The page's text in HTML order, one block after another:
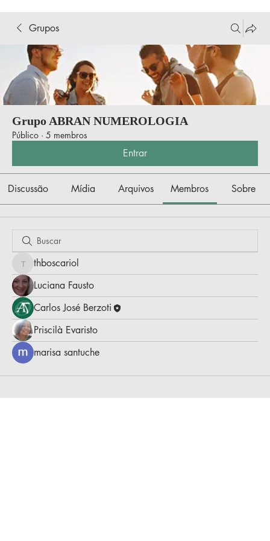
Grupos
Grupo ABRAN NUMEROLOGIA
Público · 5 membros
Entrar
Discussão Mídia Arquivos Membros Sobre
thboscariol
thboscariol
Luciana Fausto
Carlos José Berzoti
Priscilà Evaristo
marisa santuche